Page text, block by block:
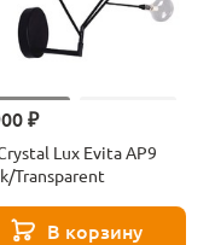
₽
Lux Evita AP9
Transparent
В корзину